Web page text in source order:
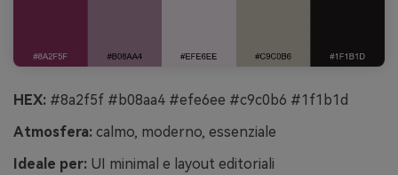
HEX: #8a2f5f #b08aa4 #efe6ee #c9c0b6 #1f1b1d
Atmosfera: calmo, moderno, essenziale
Ideale per: UI minimal e layout editoriali